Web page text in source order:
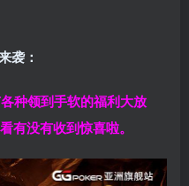
袭：
种领到手软的福利大放
有没有收到惊喜啦。